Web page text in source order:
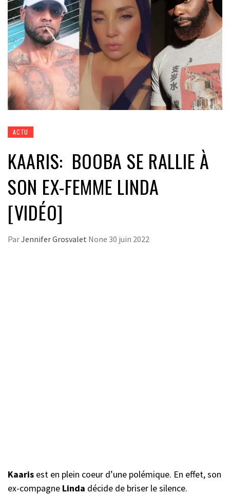
ACTU
KAARIS: BOOBA SE RALLIE À
SON EX-FEMME LINDA
[VIDÉO]
ParJennifer Grosvalet None 30 juin 2022
Kaaris est en plein coeur d’une polémique. En effet, son
ex-compagne Linda décide de briser le silence.